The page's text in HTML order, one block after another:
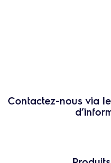
Contactez-nous via